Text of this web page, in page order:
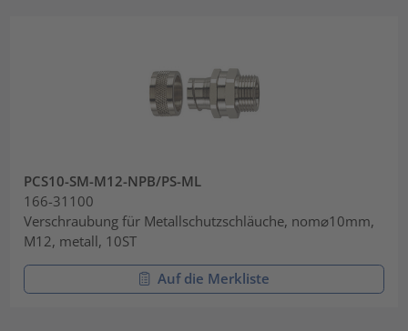
PCS10-SM-M12-NPB/PS-ML
166-31100
Verschraubung für Metallschutzschläuche, nom⌀10mm,
M12, metall, 10ST
Auf die Merkliste